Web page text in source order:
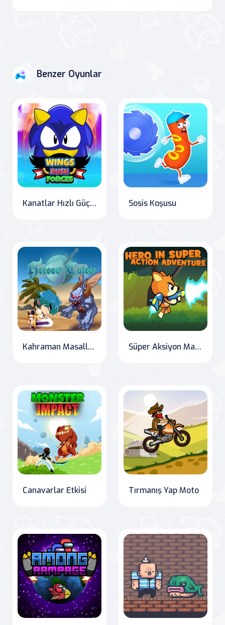
Benzer Oyunlar
Kanatlar Hızlı Güçler Sosis Koşusu
Kahraman Masalları Süper Aksiyon Macerasında Kahraman
Canavarlar Etkisi Tırmanış Yap Moto